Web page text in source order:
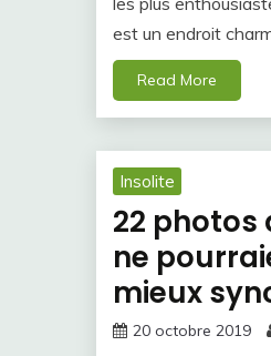
est un endroit
Read More
Insolite
22 photos
ne
mieux
20 octobre 2019